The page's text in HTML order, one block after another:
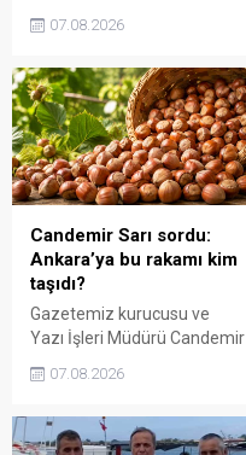
karşısında yetersiz kaldığını
emeğinin korunmasını
istedi. Karaibrahim,
sürdürülebilir üretim için
fiyat politikasının yeniden
değerlendirilmesi gerektiğini
söyledi.
07.08.2026
Candemir Sarı sordu:
Ankara’ya bu rakamı kim
taşıdı?
Gazetemiz kurucusu ve
Yazı İşleri Müdürü Candemir
tartışmalarını köşesine
300 liraya ulaştığı bir
07.08.2026